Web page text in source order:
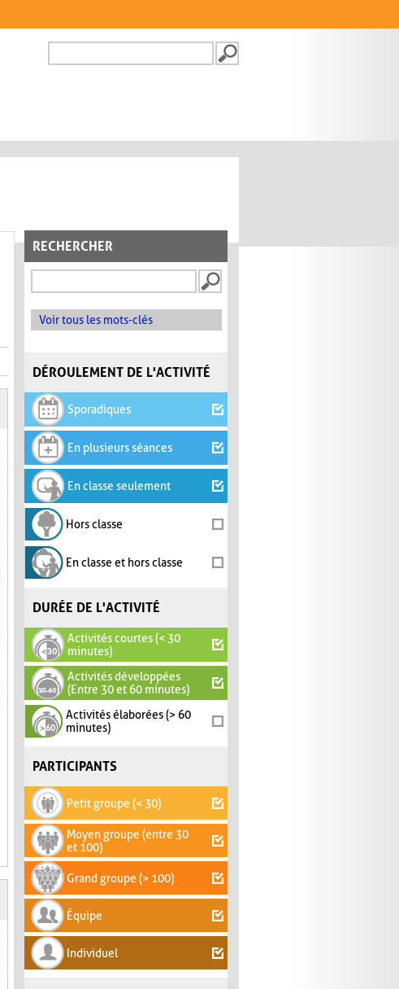
FORMULAIRE DE
RECHERCHER
Voir tous les mots-clés
DÉROULEMENT DE L'ACTIVITÉ
Sporadiques
En plusieurs séances
En classe seulement
Hors classe
En classe et hors classe
DURÉE DE L'ACTIVITÉ
Activités courtes (< 30
minutes)
Activités développées
(Entre 30 et 60 minutes)
Activités élaborées (> 60
minutes)
PARTICIPANTS
Petit groupe (< 30)
Moyen groupe (entre 30
et 100)
Grand groupe (> 100)
Équipe
Individuel